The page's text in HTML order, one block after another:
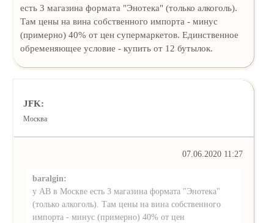
есть 3 магазина формата "Энотека" (только алкоголь).
Там цены на вина собственного импорта - минус
(примерно) 40% от цен супермаркетов. Единственное
обременяющее условие - купить от 12 бутылок.
JFK:
Москва
07.06.2020 11:27
baralgin:
у АВ в Москве есть 3 магазина формата "Энотека"
(только алкоголь). Там цены на вина собственного
импорта - минус (примерно) 40% от цен